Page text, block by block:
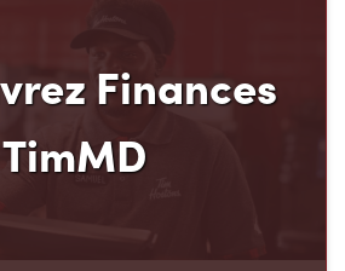
TimMD